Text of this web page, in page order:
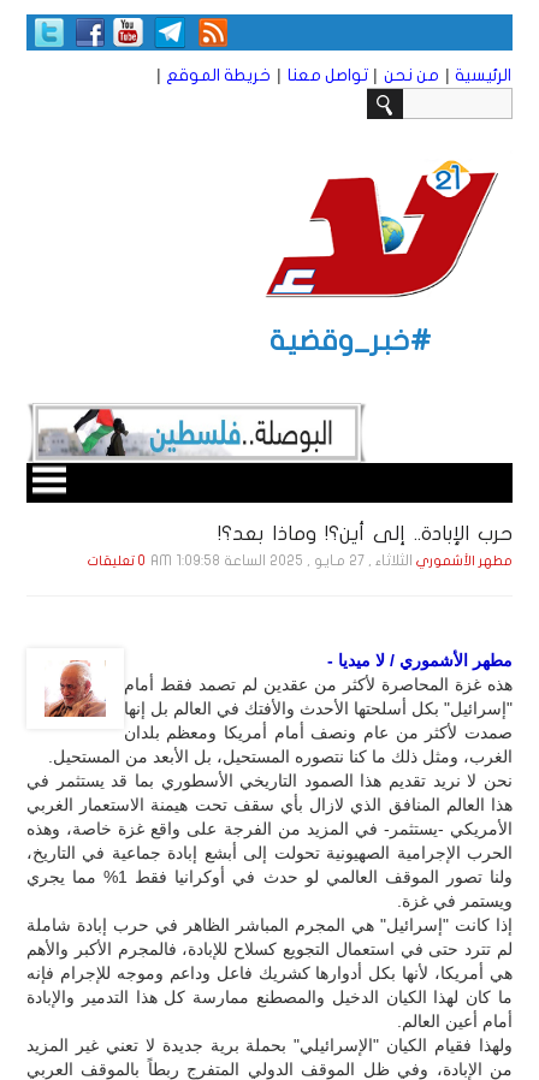
الرئيسية | من نحن | تواصل معنا | خريطة الموقع |
#خبر_وقضية
حرب الإبادة.. إلى أين؟! وماذا بعد؟!
مطهر الأشموري الثلاثاء , 27 مـايـو , 2025 الساعة 1:09:58 AM 0 تعليقات
مطهر الأشموري / لا ميديا -
هذه غزة المحاصرة لأكثر من عقدين لم تصمد فقط أمام
"إسرائيل" بكل أسلحتها الأحدث والأفتك في العالم بل إنها
صمدت لأكثر من عام ونصف أمام أمريكا ومعظم بلدان
الغرب، ومثل ذلك ما كنا نتصوره المستحيل، بل الأبعد من المستحيل.
نحن لا نريد تقديم هذا الصمود التاريخي الأسطوري بما قد يستثمر في
هذا العالم المنافق الذي لازال بأي سقف تحت هيمنة الاستعمار الغربي
الأمريكي -يستثمر- في المزيد من الفرجة على واقع غزة خاصة، وهذه
الحرب الإجرامية الصهيونية تحولت إلى أبشع إبادة جماعية في التاريخ،
ولنا تصور الموقف العالمي لو حدث في أوكرانيا فقط 1% مما يجري
ويستمر في غزة.
إذا كانت "إسرائيل" هي المجرم المباشر الظاهر في حرب إبادة شاملة
لم تترد حتى في استعمال التجويع كسلاح للإبادة، فالمجرم الأكبر والأهم
هي أمريكا، لأنها بكل أدوارها كشريك فاعل وداعم وموجه للإجرام فإنه
ما كان لهذا الكيان الدخيل والمصطنع ممارسة كل هذا التدمير والإبادة
أمام أعين العالم.
ولهذا فقيام الكيان "الإسرائيلي" بحملة برية جديدة لا تعني غير المزيد
من الإبادة، وفي ظل الموقف الدولي المتفرج ربطاً بالموقف العربي